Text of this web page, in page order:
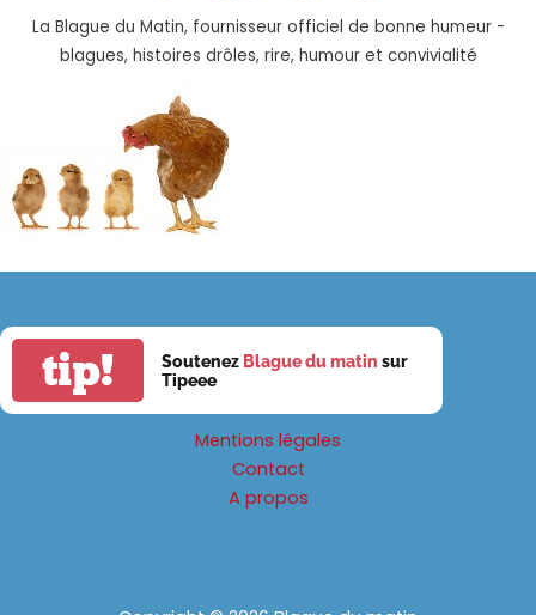
La Blague du Matin, fournisseur officiel de bonne humeur -
blagues, histoires drôles, rire, humour et convivialité
tip! Soutenez Blague du matin sur
Tipeee
Mentions légales
Contact
A propos